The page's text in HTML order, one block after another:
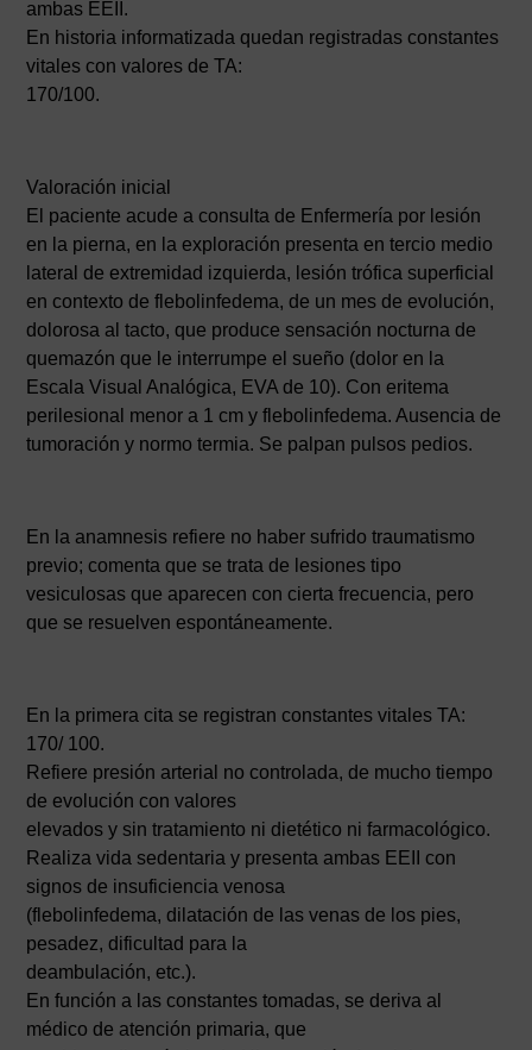
ambas EEII.
En historia informatizada quedan registradas constantes
vitales con valores de TA:
170/100.
Valoración inicial
El paciente acude a consulta de Enfermería por lesión
en la pierna, en la exploración presenta en tercio medio
lateral de extremidad izquierda, lesión trófica superficial
en contexto de flebolinfedema, de un mes de evolución,
dolorosa al tacto, que produce sensación nocturna de
quemazón que le interrumpe el sueño (dolor en la
Escala Visual Analógica, EVA de 10). Con eritema
perilesional menor a 1 cm y flebolinfedema. Ausencia de
tumoración y normo termia. Se palpan pulsos pedios.
En la anamnesis refiere no haber sufrido traumatismo
previo; comenta que se trata de lesiones tipo
vesiculosas que aparecen con cierta frecuencia, pero
que se resuelven espontáneamente.
En la primera cita se registran constantes vitales TA:
170/ 100.
Refiere presión arterial no controlada, de mucho tiempo
de evolución con valores
elevados y sin tratamiento ni dietético ni farmacológico.
Realiza vida sedentaria y presenta ambas EEII con
signos de insuficiencia venosa
(flebolinfedema, dilatación de las venas de los pies,
pesadez, dificultad para la
deambulación, etc.).
En función a las constantes tomadas, se deriva al
médico de atención primaria, que